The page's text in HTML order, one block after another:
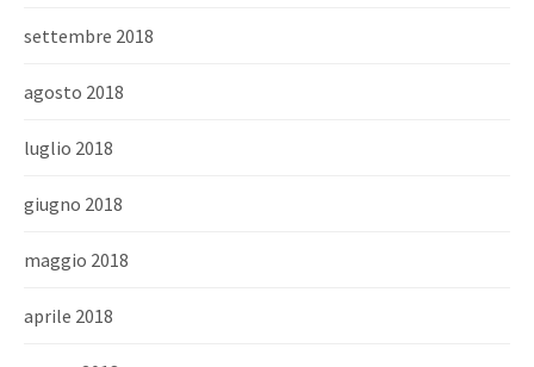
settembre 2018
agosto 2018
luglio 2018
giugno 2018
maggio 2018
aprile 2018